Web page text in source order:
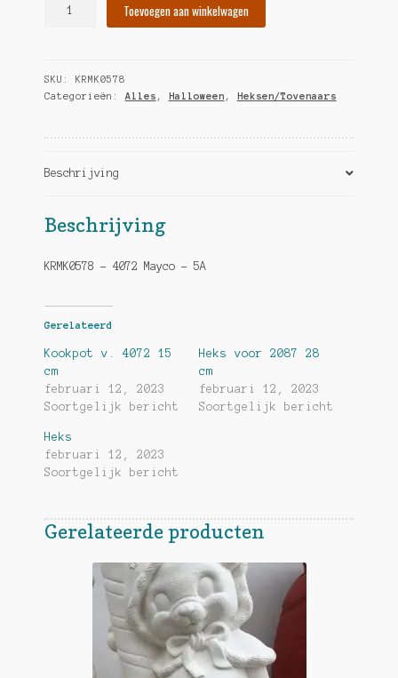
Toevoegen aan winkelwagen
SKU: KRMK0578
Categorieën: Alles , Halloween , Heksen/Tovenaars
Beschrijving
Beschrijving
KRMK0578 – 4072 Mayco – 5A
Gerelateerd
Kookpot v. 4072 15
cm
februari 12, 2023
Soortgelijk bericht
Heks voor 2087 28
cm
februari 12, 2023
Soortgelijk bericht
Heks
februari 12, 2023
Soortgelijk bericht
Gerelateerde producten